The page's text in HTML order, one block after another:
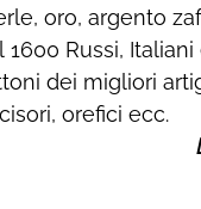
oro, argento
Russi, Italiani
dei migliori
orefici ecc.